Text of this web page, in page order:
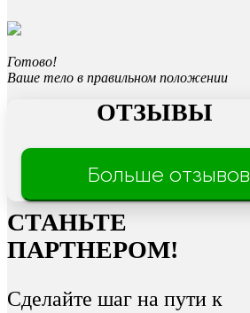
Трещины
на пятках
Готово!
Ваше тело в правильном положении
ОТЗЫВЫ
Больше отзывов
СТАНЬТЕ
ПАРТНЕРОМ!
Сделайте шаг на пути к